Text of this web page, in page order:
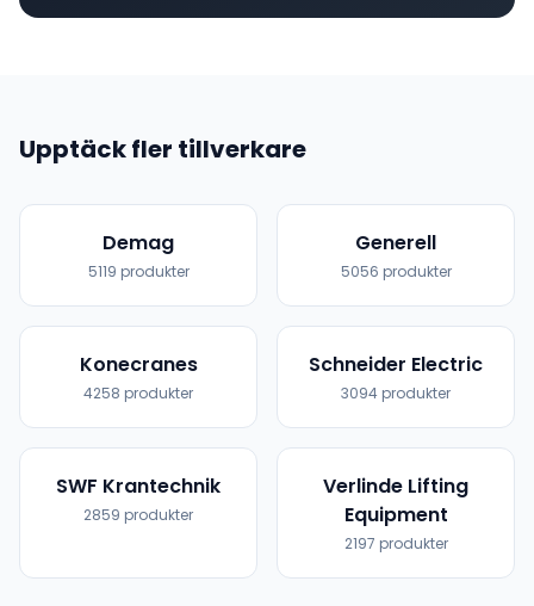
Upptäck fler tillverkare
Demag
5119 produkter
Generell
5056 produkter
Konecranes
4258 produkter
Schneider Electric
3094 produkter
SWF Krantechnik
2859 produkter
Verlinde Lifting
Equipment
2197 produkter